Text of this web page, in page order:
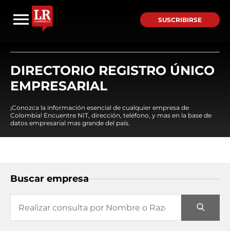
SUSCRIBIRSE
DIRECTORIO REGISTRO ÚNICO
EMPRESARIAL
¡Conozca la información esencial de cualquier empresa de
Colombia! Encuentre NIT, dirección, teléfono, y mas en la base de
datos empresarial mas grande del país.
Buscar empresa